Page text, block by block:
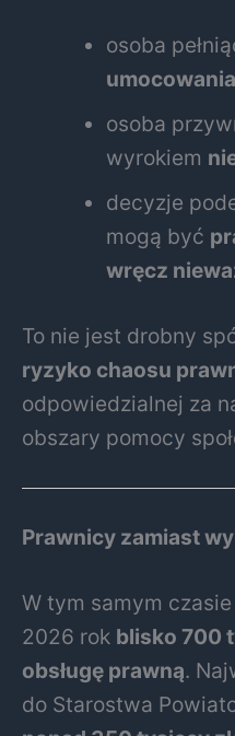
osoba
umocowania
osoba
wyrokiem
decyzje
mogą być
wręcz
To nie jest drobny
ryzyko chaosu
odpowiedzialnej za
obszary pomocy
Prawnicy zamiast
W tym samym
2026 rok blisko 700
obsługę prawną.
do Starostwa